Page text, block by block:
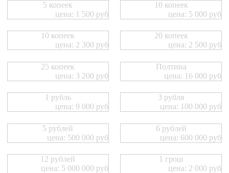
5 копеек
цена: 1 500 руб
10 копеек
цена: 5 000 руб
10 копеек
цена: 2 300 руб
20 копеек
цена: 2 500 руб
25 копеек
цена: 3 200 руб
Полтина
цена: 16 000 руб
1 рубль
цена: 9 000 руб
3 рубля
цена: 100 000 руб
5 рублей
цена: 500 000 руб
6 рублей
цена: 600 000 руб
12 рублей
цена: 5 000 000 руб
1 грош
цена: 2 000 руб